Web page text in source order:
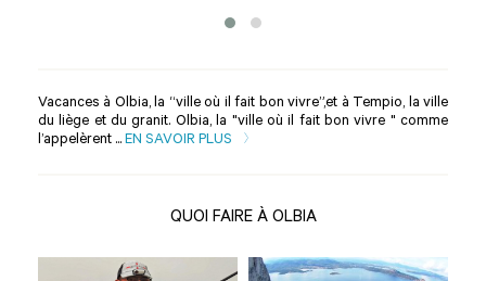
Vacances à Olbia, la “ville où il fait bon vivre”,et à Tempio, la ville
du liège et du granit. Olbia, la "ville où il fait bon vivre " comme
l’appelèrent ... EN SAVOIR PLUS
QUOI FAIRE À OLBIA